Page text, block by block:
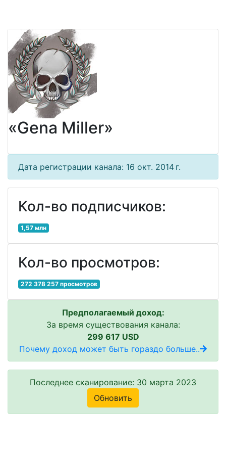
«Gena Miller»
Дата регистрации канала: 16 окт. 2014 г.
Кол-во подписчиков:
1,57 млн
Кол-во просмотров:
272 378 257 просмотров
Предполагаемый доход:
За время существования канала:
299 617 USD
Почему доход может быть гораздо больше..
Последнее сканирование: 30 марта 2023
Обновить